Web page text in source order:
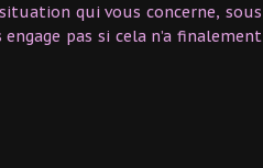
qui vous concerne, sous
pas si cela n’a finalement